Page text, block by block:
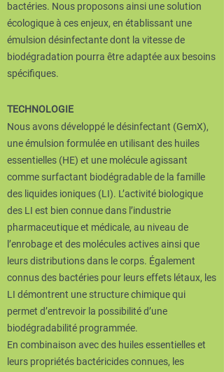
bactéries. Nous proposons ainsi une solution
écologique à ces enjeux, en établissant une
émulsion désinfectante dont la vitesse de
biodégradation pourra être adaptée aux besoins
spécifiques.
TECHNOLOGIE
Nous avons développé le désinfectant (GemX),
une émulsion formulée en utilisant des huiles
essentielles (HE) et une molécule agissant
comme surfactant biodégradable de la famille
des liquides ioniques (LI). L’activité biologique
des LI est bien connue dans l’industrie
pharmaceutique et médicale, au niveau de
l’enrobage et des molécules actives ainsi que
leurs distributions dans le corps. Également
connus des bactéries pour leurs effets létaux, les
LI démontrent une structure chimique qui
permet d’entrevoir la possibilité d’une
biodégradabilité programmée.
En combinaison avec des huiles essentielles et
leurs propriétés bactéricides connues, les